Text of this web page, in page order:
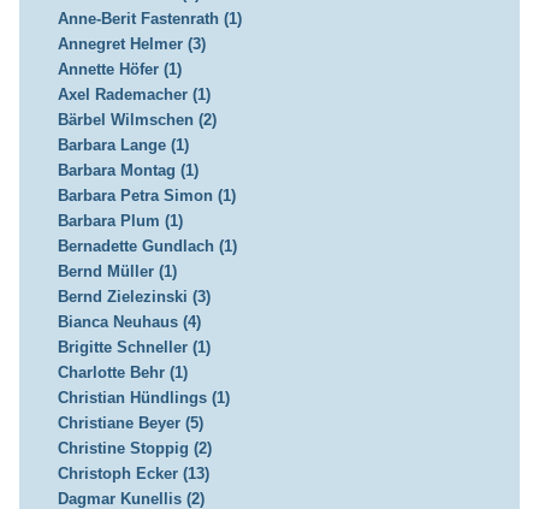
Anne-Berit Fastenrath (1)
Annegret Helmer (3)
Annette Höfer (1)
Axel Rademacher (1)
Bärbel Wilmschen (2)
Barbara Lange (1)
Barbara Montag (1)
Barbara Petra Simon (1)
Barbara Plum (1)
Bernadette Gundlach (1)
Bernd Müller (1)
Bernd Zielezinski (3)
Bianca Neuhaus (4)
Brigitte Schneller (1)
Charlotte Behr (1)
Christian Hündlings (1)
Christiane Beyer (5)
Christine Stoppig (2)
Christoph Ecker (13)
Dagmar Kunellis (2)